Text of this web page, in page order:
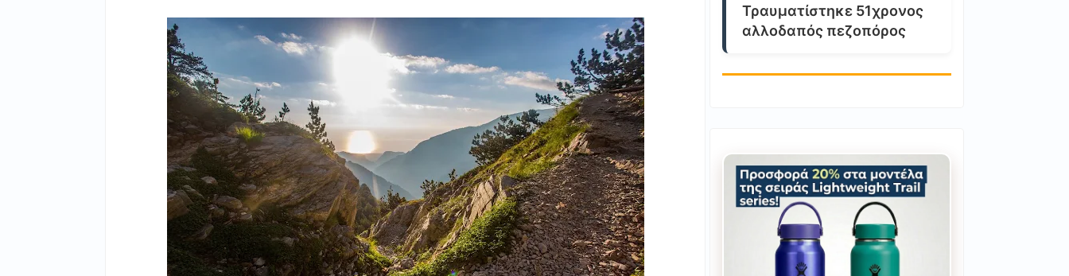
Τραυματίστηκε 51χρονος
αλλοδαπός πεζοπόρος